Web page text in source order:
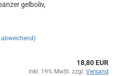
gelboliv,
18,80 EUR
inkl. 19% MwSt. zzgl. Versand